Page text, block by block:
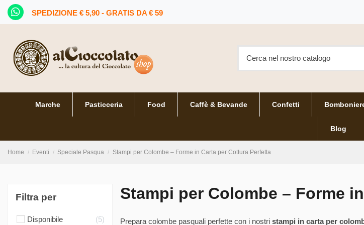
SPEDIZIONE € 5,90 - GRATIS DA € 59
Marche Pasticceria Food Caffè & Bevande Confetti
Blog
Home Eventi Speciale Pasqua Stampi per Colombe – Forme in Carta per Cottura Perfetta
Stampi per Colombe – Forme
Prepara colombe pasquali perfette con i nostri stampi in carta per
Filtra per
Disponibile 5